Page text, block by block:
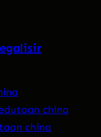
china
china